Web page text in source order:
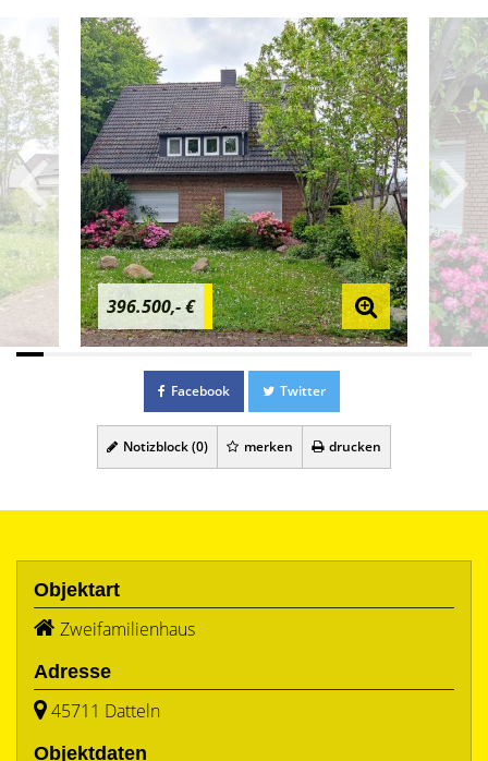
396.500,- €
Facebook Twitter
Notizblock (0) merken drucken
Objektart
Zweifamilienhaus
Adresse
45711 Datteln
Objektdaten